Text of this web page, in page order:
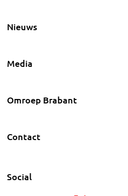
Nieuws
Media
Omroep Brabant
Contact
Social